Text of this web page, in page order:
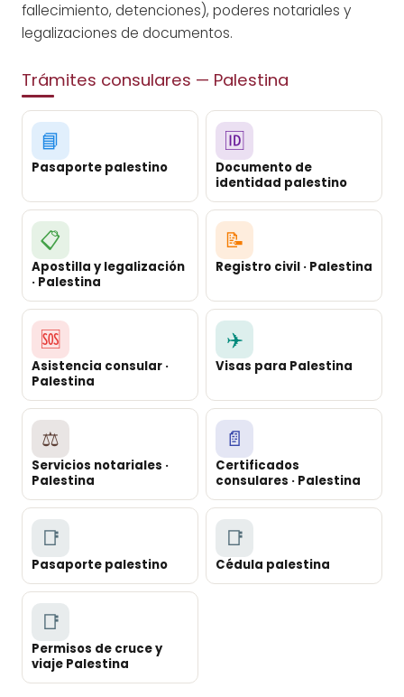
fallecimiento, detenciones), poderes notariales y
legalizaciones de documentos.
Trámites consulares — Palestina
📘
Pasaporte palestino
🆔
Documento de
identidad palestino
📋
Apostilla y legalización
· Palestina
📝
Registro civil · Palestina
🆘
Asistencia consular ·
Palestina
✈️
Visas para Palestina
⚖️
Servicios notariales ·
Palestina
📄
Certificados
consulares · Palestina
📑
Pasaporte palestino
📑
Cédula palestina
📑
Permisos de cruce y
viaje Palestina